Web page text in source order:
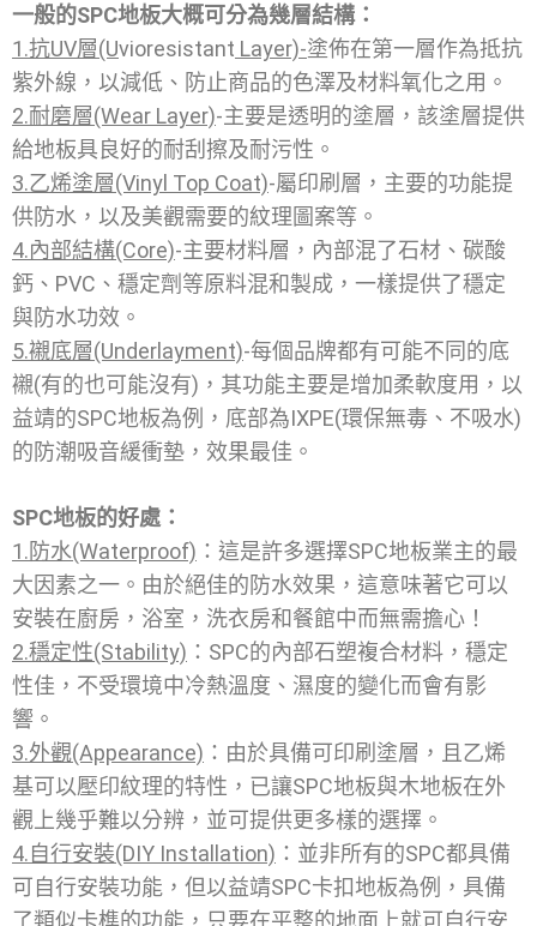
一般的SPC地板大概可分為幾層結構：
1.抗UV層(Uvioresistant Layer)-塗佈在第一層作為抵抗
紫外線，以減低、防止商品的色澤及材料氧化之用。
2.耐磨層(Wear Layer)-主要是透明的塗層，該塗層提供
給地板具良好的耐刮擦及耐污性。
3.乙烯塗層(Vinyl Top Coat)-屬印刷層，主要的功能提
供防水，以及美觀需要的紋理圖案等。
4.內部結構(Core)-主要材料層，內部混了石材、碳酸
鈣、PVC、穩定劑等原料混和製成，一樣提供了穩定
與防水功效。
5.襯底層(Underlayment)-每個品牌都有可能不同的底
襯(有的也可能沒有)，其功能主要是增加柔軟度用，以
益靖的SPC地板為例，底部為IXPE(環保無毒、不吸水)
的防潮吸音緩衝墊，效果最佳。
SPC地板的好處：
1.防水(Waterproof) ：這是許多選擇SPC地板業主的最
大因素之一。由於絕佳的防水效果，這意味著它可以
安裝在廚房，浴室，洗衣房和餐館中而無需擔心！
2.穩定性(Stability) ：SPC的內部石塑複合材料，穩定
性佳，不受環境中冷熱溫度、濕度的變化而會有影
響。
3.外觀(Appearance) ：由於具備可印刷塗層，且乙烯
基可以壓印紋理的特性，已讓SPC地板與木地板在外
觀上幾乎難以分辨，並可提供更多樣的選擇。
4.自行安裝(DIY Installation) ：並非所有的SPC都具備
可自行安裝功能，但以益靖SPC卡扣地板為例，具備
了類似卡榫的功能，只要在平整的地面上就可自行安